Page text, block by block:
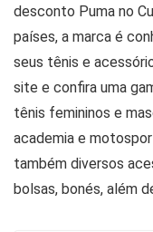
desconto Puma no
países, a marca é
seus tênis e
site e confira uma
tênis femininos e
academia e
também diversos
bolsas, bonés, além